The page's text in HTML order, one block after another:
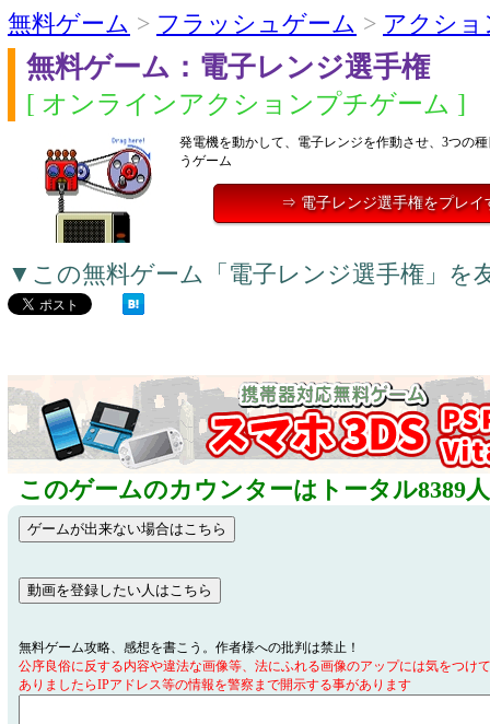
無料ゲーム > フラッシュゲーム > アクショ
無料ゲーム：電子レンジ選手権
[ オンラインアクションプチゲーム ]
発電機を動かして、電子レンジを作動させ、3つの
うゲーム
⇒ 電子レンジ選手権をプレイ
▼この無料ゲーム「電子レンジ選手権」を
このゲームのカウンターはトータル8389
無料ゲーム攻略、感想を書こう。作者様への批判は禁止！
公序良俗に反する内容や違法な画像等、法にふれる画像のアップには気をつけ
ありましたらIPアドレス等の情報を警察まで開示する事があります